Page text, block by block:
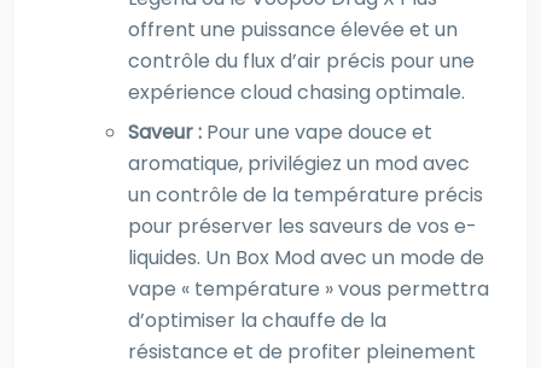
offrent une puissance élevée et un
contrôle du flux d’air précis pour une
expérience cloud chasing optimale.
Saveur : Pour une vape douce et
aromatique, privilégiez un mod avec
un contrôle de la température précis
pour préserver les saveurs de vos e-
liquides. Un Box Mod avec un mode de
vape « température » vous permettra
d’optimiser la chauffe de la
résistance et de profiter pleinement